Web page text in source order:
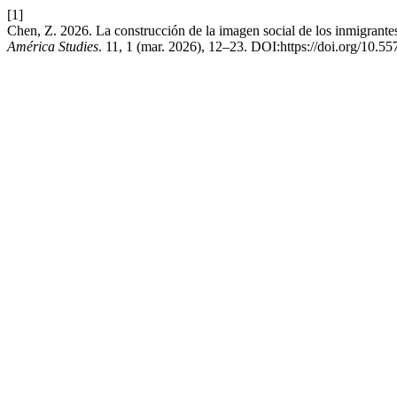
[1]
Chen, Z. 2026. La construcción de la imagen social de los
América Studies. 11, 1 (mar. 2026), 12–23. DOI:https://doi.org/